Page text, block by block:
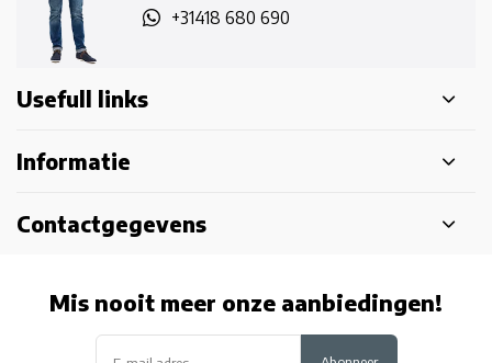
+31418 680 690
Usefull links
Informatie
Contactgegevens
Mis nooit meer onze aanbiedingen!